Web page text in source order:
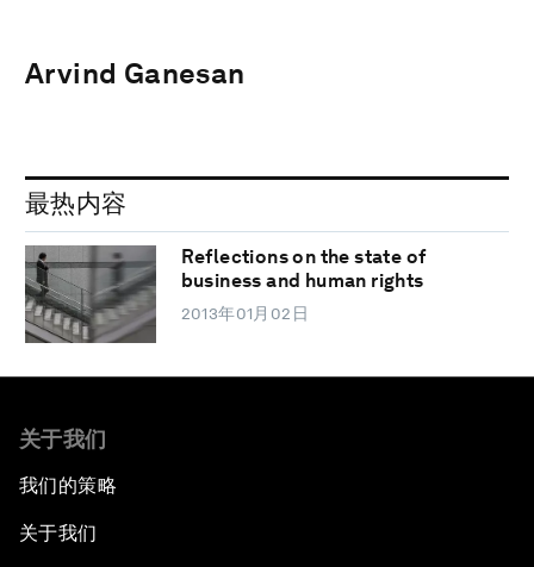
Arvind Ganesan
最热内容
Reflections on the state of
business and human rights
2013年01月02日
关于我们
我们的策略
关于我们